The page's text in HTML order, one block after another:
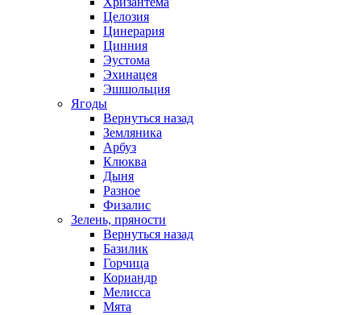
Целозия
Цинерария
Цинния
Эустома
Эхинацея
Эшшольция
Ягоды
Вернуться назад
Земляника
Арбуз
Клюква
Дыня
Разное
Физалис
Зелень, пряности
Вернуться назад
Базилик
Горчица
Кориандр
Мелисса
Мята